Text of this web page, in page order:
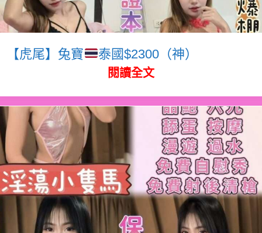
【虎尾】兔寶 泰國$2300（神）
閱讀全文